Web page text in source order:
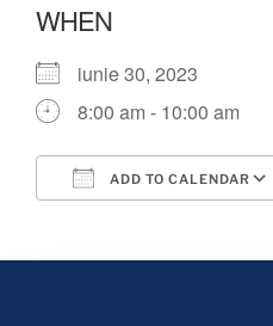
WHEN
iunie 30, 2023
8:00 am - 10:00 am
ADD TO CALENDAR